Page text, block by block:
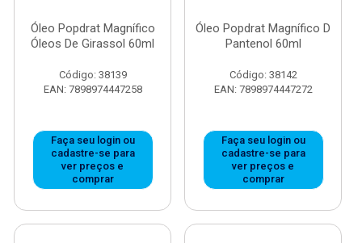
Óleo Popdrat Magnífico
Óleos De Girassol 60ml
Código: 38139
EAN: 7898974447258
Faça seu login ou
cadastre-se para
ver preços e
comprar
Óleo Popdrat Magnífico D
Pantenol 60ml
Código: 38142
EAN: 7898974447272
Faça seu login ou
cadastre-se para
ver preços e
comprar